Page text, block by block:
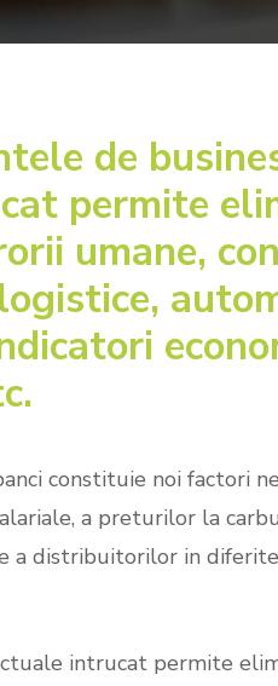
de
permite
umane,
constituie noi factori
a preturilor la
a distribuitorilor in
intrucat permite